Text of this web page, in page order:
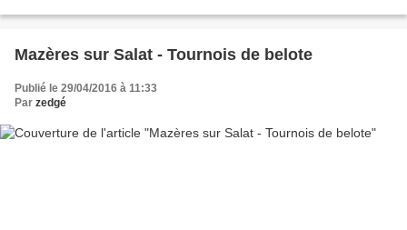
Mazères sur Salat - Tournois de belote
Publié le 29/04/2016 à 11:33
Par zedgé